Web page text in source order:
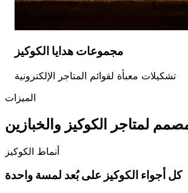
مجموعات هدايا الكوكيز
تشكيلات معبأة لقوائم المتاجر الإلكترونية
الميزات
لمتاجر الكوكيز والخبازين
أنماط الكوكيز
كل أجواء الكوكيز على بُعد لمسة واحدة